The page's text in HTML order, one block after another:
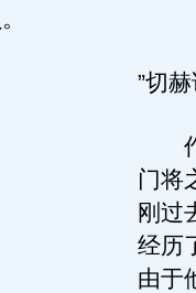
”切
作
门将
刚过
经历
由于